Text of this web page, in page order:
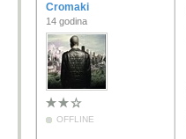
Cromaki
14 godina
OFFLINE